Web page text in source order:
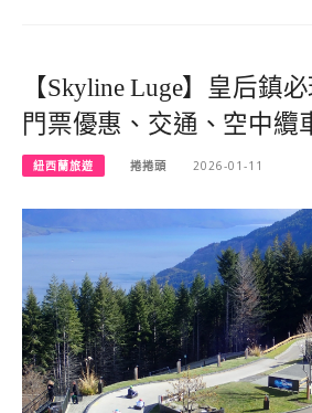
【Skyline Luge】皇后鎮
門票優惠、交通、空中纜
紐西蘭旅遊 捲捲頭 2026-01-11